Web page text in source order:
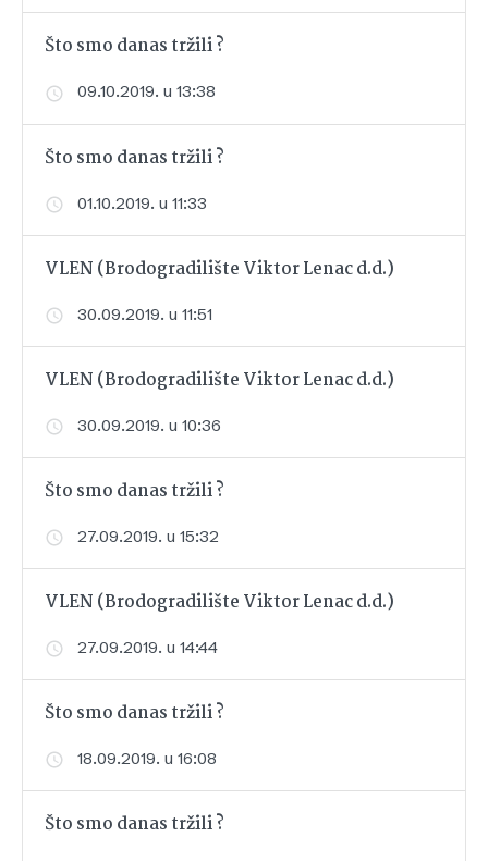
Što smo danas tržili ?
09.10.2019. u 13:38
Što smo danas tržili ?
01.10.2019. u 11:33
VLEN (Brodogradilište Viktor Lenac d.d.)
30.09.2019. u 11:51
VLEN (Brodogradilište Viktor Lenac d.d.)
30.09.2019. u 10:36
Što smo danas tržili ?
27.09.2019. u 15:32
VLEN (Brodogradilište Viktor Lenac d.d.)
27.09.2019. u 14:44
Što smo danas tržili ?
18.09.2019. u 16:08
Što smo danas tržili ?